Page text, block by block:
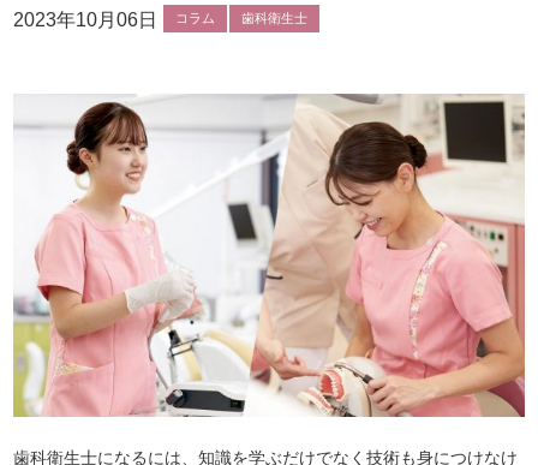
2023年10月06日 コラム 歯科衛生士
歯科衛生士になるには、知識を学ぶだけでなく技術も身につけなけ